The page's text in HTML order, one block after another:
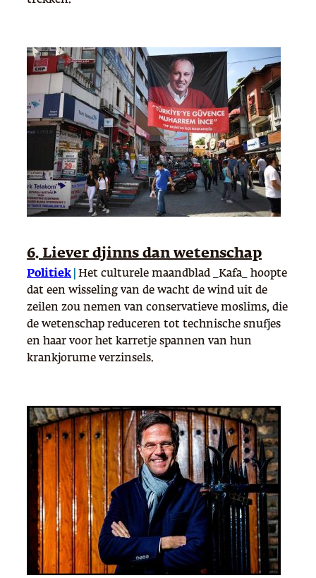
6. Liever djinns dan wetenschap
Politiek
Het culturele maandblad _Kafa_ hoopte
dat een wisseling van de wacht de wind uit de
zeilen zou nemen van conservatieve moslims, die
de wetenschap reduceren tot technische snufjes
en haar voor het karretje spannen van hun
krankjorume verzinsels.